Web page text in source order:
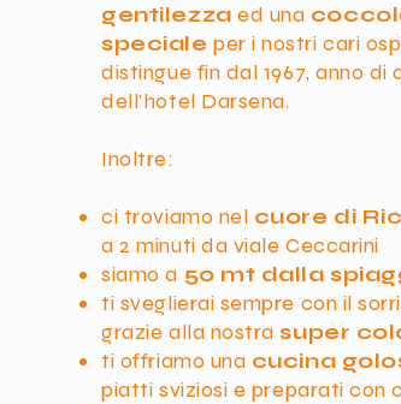
gentilezza ed una
speciale per i nostri cari
distingue fin dal 1967, anno di
dell'hotel Darsena.
Inoltre:
ci troviamo nel cuore di
a 2 minuti da viale Ceccarini
siamo a 50 mt dalla
ti sveglierai sempre con il
grazie alla nostrasuper
ti offriamo una cucina
piatti sviziosi e preparati con